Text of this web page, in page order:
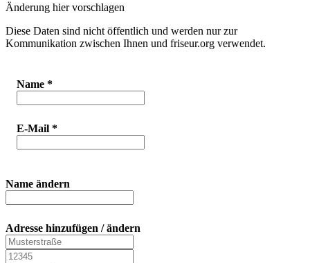
Änderung hier vorschlagen
Diese Daten sind nicht öffentlich und werden nur zur
Kommunikation zwischen Ihnen und friseur.org verwendet.
Name *
E-Mail *
Name ändern
Adresse hinzufügen / ändern